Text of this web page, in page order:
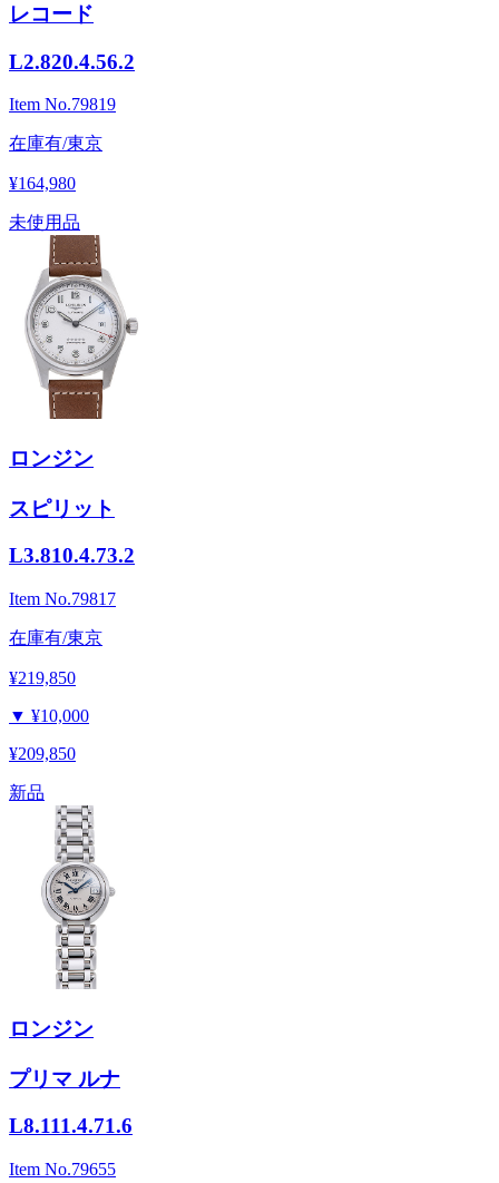
レコード
L2.820.4.56.2
Item No.79819
在庫有/東京
¥164,980
未使用品
ロンジン
スピリット
L3.810.4.73.2
Item No.79817
在庫有/東京
¥219,850
▼ ¥10,000
¥209,850
新品
ロンジン
プリマ ルナ
L8.111.4.71.6
Item No.79655